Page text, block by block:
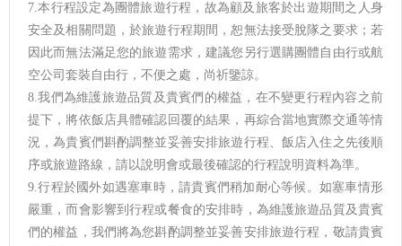
7.本行程設定為團體旅遊行程，故為顧及旅客於出遊期間之人身
安全及相關問題，於旅遊行程期間，恕無法接受脫隊之要求；若
因此而無法滿足您的旅遊需求，建議您另行選購團體自由行或航
空公司套裝自由行，不便之處，尚祈鑒諒。
8.我們為維護旅遊品質及貴賓們的權益，在不變更行程內容之前
提下，將依飯店具體確認回覆的結果，再綜合當地實際交通等情
況，為貴賓們斟酌調整並妥善安排旅遊行程、飯店入住之先後順
序或旅遊路線，請以說明會或最後確認的行程說明資料為準。
9.行程於國外如遇塞車時，請貴賓們稍加耐心等候。如塞車情形
嚴重，而會影響到行程或餐食的安排時，為維護旅遊品質及貴賓
們的權益，我們將為您斟酌調整並妥善安排旅遊行程，敬請貴賓